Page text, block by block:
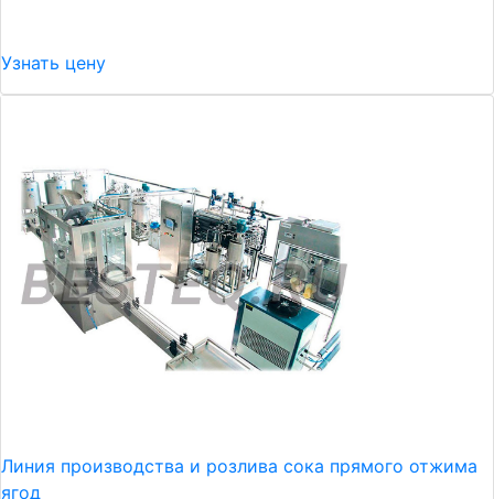
Узнать цену
Линия производства и розлива сока прямого отжима
ягод